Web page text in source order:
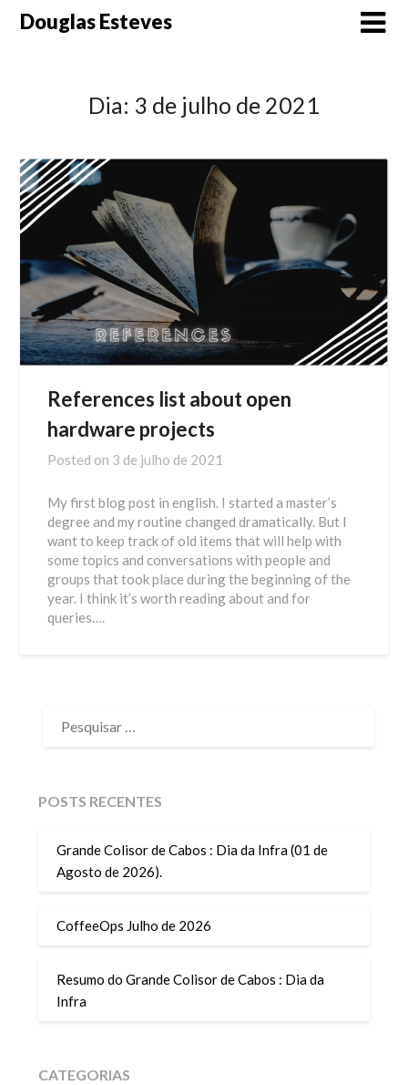
SkipDouglas Esteves
Dia: 3 de julho de 2021
References list about open
hardware projects
Posted on 3 de julho de 2021
My first blog post in english. I started a master’s
degree and my routine changed dramatically. But I
want to keep track of old items that will help with
some topics and conversations with people and
groups that took place during the beginning of the
year. I think it’s worth reading about and for
queries….
POR:
POSTS RECENTES
Grande Colisor de Cabos : Dia da Infra (01 de
Agosto de 2026).
CoffeeOps Julho de 2026
Resumo do Grande Colisor de Cabos : Dia da
Infra
CATEGORIAS